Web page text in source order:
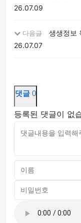
26.07.09
다음글
생생정보
26.07.07
댓글 0
등록된 댓글이 없